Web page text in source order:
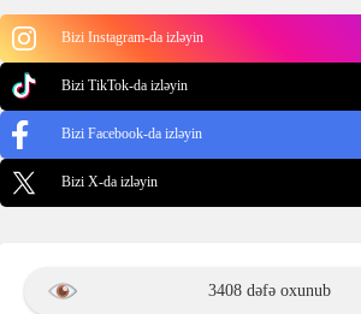
Bizi Instagram-da izləyin
Bizi TikTok-da izləyin
Bizi Facebook-da izləyin
Bizi X-da izləyin
3408 dəfə oxunub